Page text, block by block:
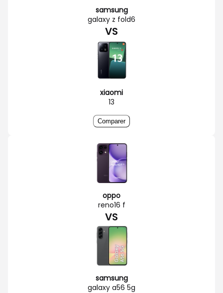
samsung
galaxy z fold6
VS
xiaomi
13
Comparer
oppo
reno16 f
VS
samsung
galaxy a56 5g